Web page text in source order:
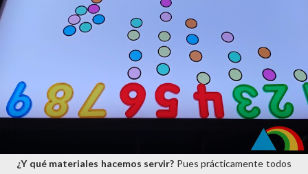
¿Y qué materiales hacemos servir? Pues prácticamente todos